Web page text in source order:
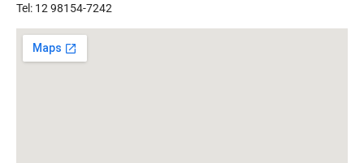
Tel: 12 98154-7242